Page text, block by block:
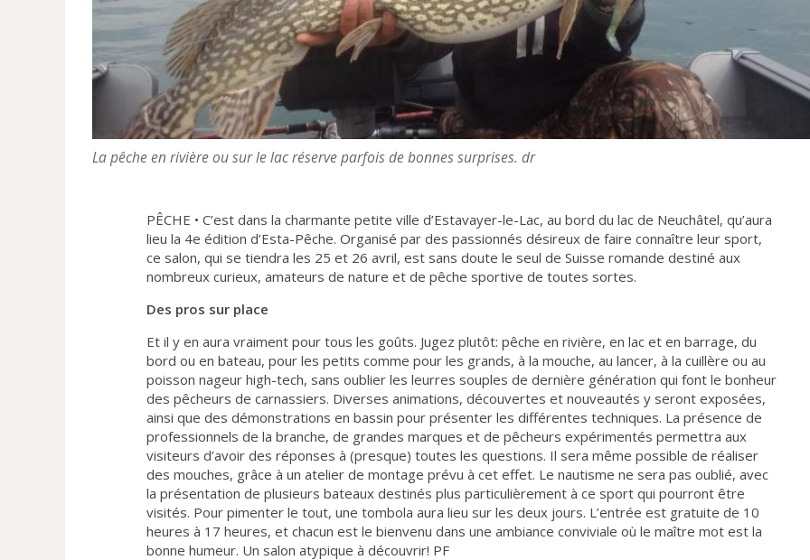
La pêche en rivière ou sur le lac réserve parfois de bonnes surprises. dr
PÊCHE • C’est dans la charmante petite ville d’Estavayer-le-Lac, au bord du lac de Neuchâtel, qu’aura
lieu la 4e édition d’Esta-Pêche. Organisé par des passionnés désireux de faire connaître leur sport,
ce salon, qui se tiendra les 25 et 26 avril, est sans doute le seul de Suisse romande destiné aux
nombreux curieux, amateurs de nature et de pêche sportive de toutes sortes.
Des pros sur place
Et il y en aura vraiment pour tous les goûts. Jugez plutôt: pêche en rivière, en lac et en barrage, du
bord ou en bateau, pour les petits comme pour les grands, à la mouche, au lancer, à la cuillère ou au
poisson nageur high-tech, sans oublier les leurres souples de dernière génération qui font le bonheur
des pêcheurs de carnassiers. Diverses animations, découvertes et nouveautés y seront exposées,
ainsi que des démonstrations en bassin pour présenter les différentes techniques. La présence de
professionnels de la branche, de grandes marques et de pêcheurs expérimentés permettra aux
visiteurs d’avoir des réponses à (presque) toutes les questions. Il sera même possible de réaliser
des mouches, grâce à un atelier de montage prévu à cet effet. Le nautisme ne sera pas oublié, avec
la présentation de plusieurs bateaux destinés plus particulièrement à ce sport qui pourront être
visités. Pour pimenter le tout, une tombola aura lieu sur les deux jours. L’entrée est gratuite de 10
heures à 17 heures, et chacun est le bienvenu dans une ambiance conviviale où le maître mot est la
bonne humeur. Un salon atypique à découvrir! PF